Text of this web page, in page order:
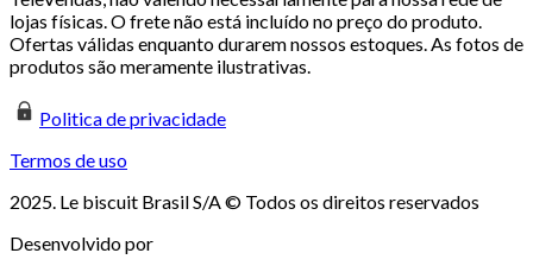
lojas físicas. O frete não está incluído no preço do produto.
Ofertas válidas enquanto durarem nossos estoques. As fotos de
produtos são meramente ilustrativas.
Politica de privacidade
Termos de uso
2025. Le biscuit Brasil S/A © Todos os direitos reservados
Desenvolvido por